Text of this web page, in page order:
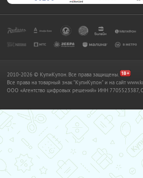
2010-2026 © КупиКупон. Все права защищены.
Все права на товарный знак "КупиКупон" и на сайт
OOO «Агентство цифровых решений» ИНН 7705523387,